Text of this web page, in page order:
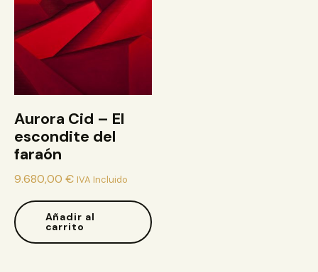
Aurora Cid – El
escondite del
faraón
9.680,00 € IVA Incluido
Añadir al
carrito